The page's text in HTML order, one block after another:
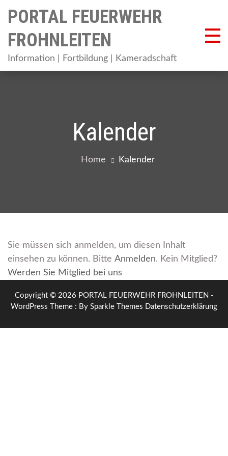
content
PORTAL FEUERWEHR
FROHNLEITEN
Information | Fortbildung | Kameradschaft
Kalender
Home Kalender
Sie müssen sich anmelden, um diesen Inhalt
einsehen zu können. Bitte Anmelden. Kein Mitglied?
Werden Sie Mitglied bei uns
Copyright © 2026 PORTAL FEUERWEHR FROHNLEITEN -
WordPress Theme : By Sparkle Themes Datenschutzerklärung